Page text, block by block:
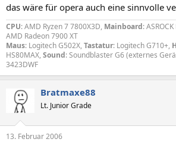
das wäre für opera auch eine sinnvolle
CPU: AMD Ryzen 7 7800X3D, Mainboard:
AMD Radeon 7900 XT
Maus: Logitech G502X, Tastatur: Logitech G710+,
HS80MAX, Sound: Soundblaster G6 (externes
3423DWF
Bratmaxe88
Lt. Junior Grade
13. Februar 2006